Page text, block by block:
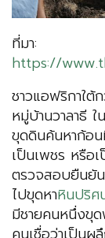
ที่มา:
https://
ชาวแอฟริกาใ
หมู่บ้านวาลาธี
ขุดดินค้นหาก้อน
เป็นเพชร หรือ
ตรวจสอบยืนยั
ไปขุดหาหินปริศ
มีชายคนหนึ่งขุ